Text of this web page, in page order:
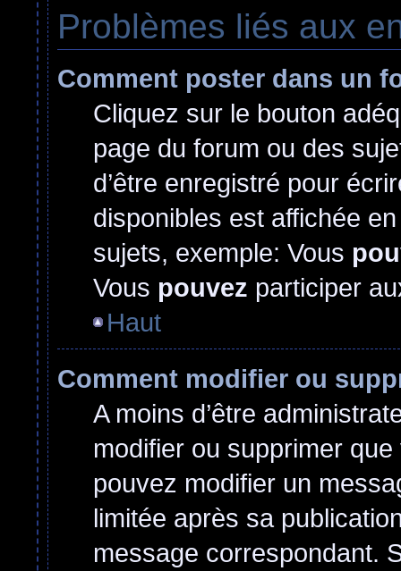
Problèmes liés aux
Comment poster dans un
Cliquez sur le bouton
page du forum ou des
d’être enregistré pour
disponibles est affichée
sujets, exemple: Vous
Vous pouvez participer
Haut
Comment modifier ou
A moins d’être
modifier ou supprimer
pouvez modifier un
limitée après sa
message correspondant.